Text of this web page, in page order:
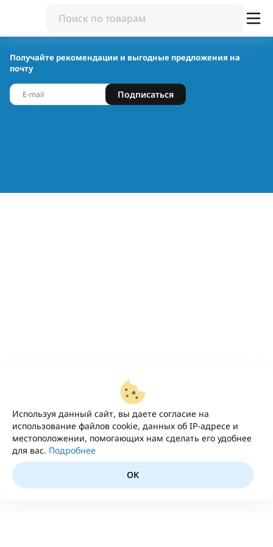
Используя данный сайт, вы даете согласие на
использование файлов cookie, данных об IP-адресе и
местоположении, помогающих нам сделать его удобнее
для вас. Подробнее
OK
Получайте рекомендации и выгодные предложения на
почту
Подписаться